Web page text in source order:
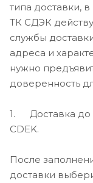
типа доставки,
ТК СДЭК
службы
адреса и
нужно
доверенность
1. Доставка до
CDEK.
После
доставки